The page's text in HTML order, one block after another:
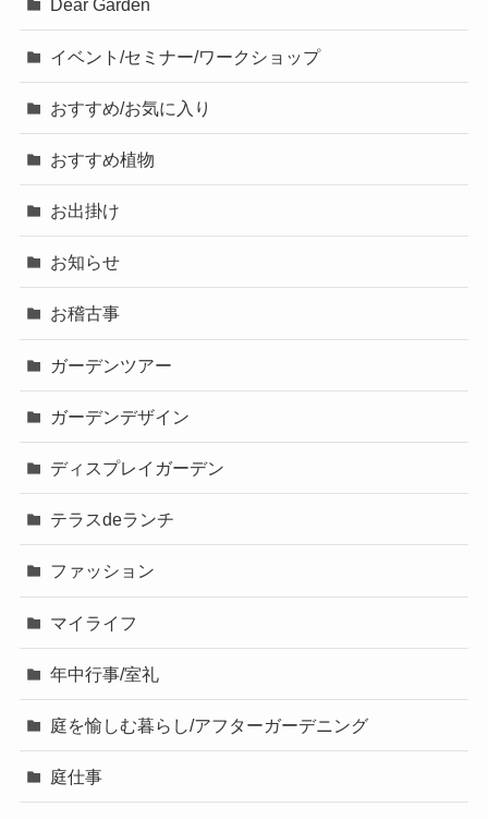
Dear Garden
イベント/セミナー/ワークショップ
おすすめ/お気に入り
おすすめ植物
お出掛け
お知らせ
お稽古事
ガーデンツアー
ガーデンデザイン
ディスプレイガーデン
テラスdeランチ
ファッション
マイライフ
年中行事/室礼
庭を愉しむ暮らし/アフターガーデニング
庭仕事